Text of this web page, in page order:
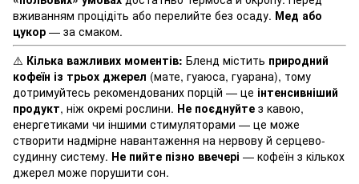
вживанням процідіть або перелийте без осаду. Мед або
цукор — за смаком.
⚠️ Кілька важливих моментів: Бленд містить природний
кофеїн із трьох джерел (мате, гуаюса, гуарана), тому
дотримуйтесь рекомендованих порцій — це інтенсивніший
продукт, ніж окремі рослини. Не поєднуйте з кавою,
енергетиками чи іншими стимуляторами — це може
створити надмірне навантаження на нервову й серцево-
судинну систему. Не пийте пізно ввечері — кофеїн з кількох
джерел може порушити сон.